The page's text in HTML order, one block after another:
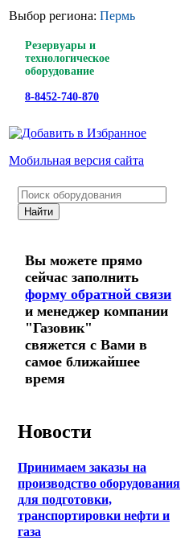
Выбор региона: Пермь
Резервуары и
технологическое
оборудование
8-8452-740-870
Мобильная версия сайта
Вы можете прямо
сейчас заполнить
форму обратной связи
и менеджер компании
"Газовик"
свяжется с Вами в
самое ближайшее
время
Новости
Принимаем заказы на
производство оборудования
для подготовки,
транспортировки нефти и
газа